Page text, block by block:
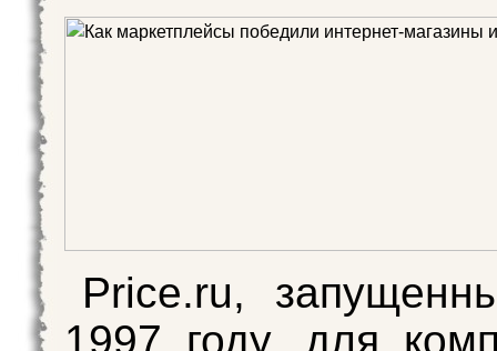
Price.ru,
1997 году, для